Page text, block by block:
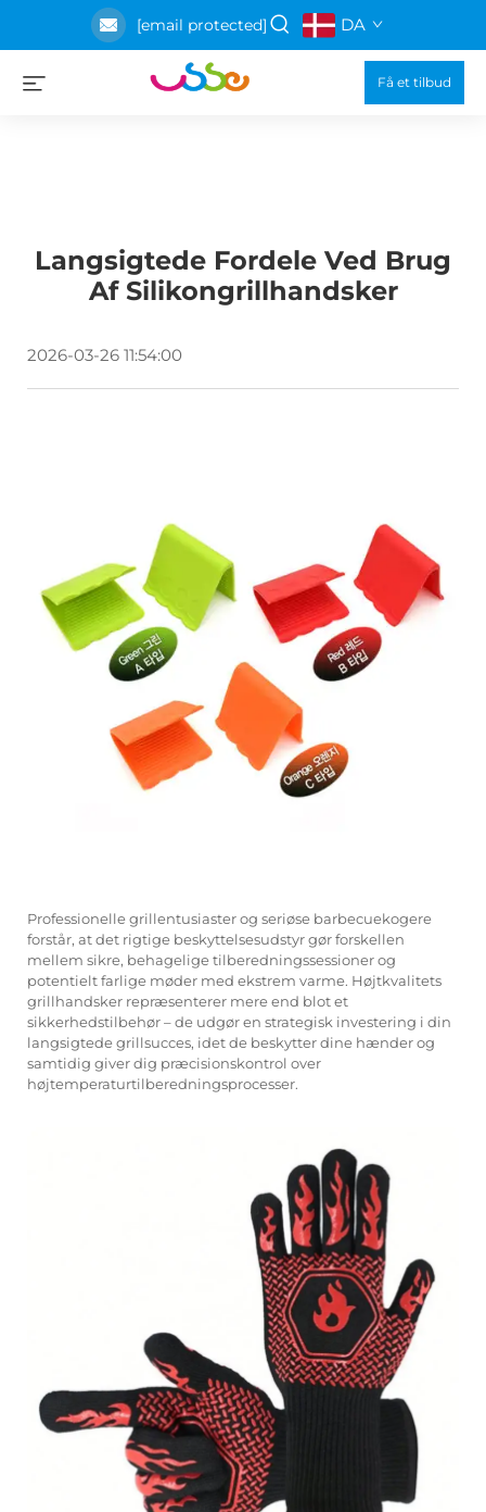
[email protected] DA
Få et tilbud
Langsigtede Fordele Ved Brug
Af Silikongrillhandsker
2026-03-26 11:54:00
Professionelle grillentusiaster og seriøse barbecuekogere
forstår, at det rigtige beskyttelsesudstyr gør forskellen
mellem sikre, behagelige tilberedningssessioner og
potentielt farlige møder med ekstrem varme. Højtkvalitets
grillhandsker repræsenterer mere end blot et
sikkerhedstilbehør – de udgør en strategisk investering i din
langsigtede grillsucces, idet de beskytter dine hænder og
samtidig giver dig præcisionskontrol over
højtemperaturtilberedningsprocesser.